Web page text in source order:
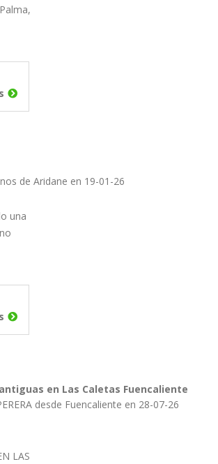
de Aridane en 19-01-26
una
en Las Caletas Fuencaliente
desde Fuencaliente en 28-07-26
LAS